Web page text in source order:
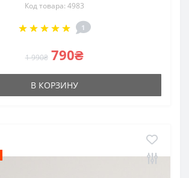
Код товара: 4983
1
1 990₴ 790₴
В КОРЗИНУ